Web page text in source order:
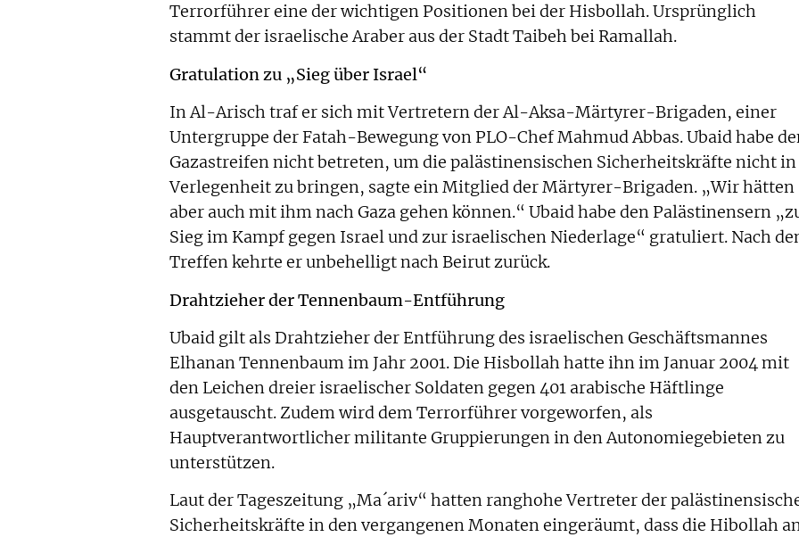
Terrorführer eine der wichtigen Positionen bei der Hisbollah. Ursprünglich
stammt der israelische Araber aus der Stadt Taibeh bei Ramallah.
Gratulation zu „Sieg über Israel“
In Al-Arisch traf er sich mit Vertretern der Al-Aksa-Märtyrer-Brigaden, einer
Untergruppe der Fatah-Bewegung von PLO-Chef Mahmud Abbas. Ubaid habe
Gazastreifen nicht betreten, um die palästinensischen Sicherheitskräfte nicht in
Verlegenheit zu bringen, sagte ein Mitglied der Märtyrer-Brigaden. „Wir hätten
aber auch mit ihm nach Gaza gehen können.“ Ubaid habe den Palästinensern
Sieg im Kampf gegen Israel und zur israelischen Niederlage“ gratuliert. Nach
Treffen kehrte er unbehelligt nach Beirut zurück.
Drahtzieher der Tennenbaum-Entführung
Ubaid gilt als Drahtzieher der Entführung des israelischen Geschäftsmannes
Elhanan Tennenbaum im Jahr 2001. Die Hisbollah hatte ihn im Januar 2004 mit
den Leichen dreier israelischer Soldaten gegen 401 arabische Häftlinge
ausgetauscht. Zudem wird dem Terrorführer vorgeworfen, als
Hauptverantwortlicher militante Gruppierungen in den Autonomiegebieten zu
unterstützen.
Laut der Tageszeitung „Ma´ariv“ hatten ranghohe Vertreter der
Sicherheitskräfte in den vergangenen Monaten eingeräumt, dass die Hibollah